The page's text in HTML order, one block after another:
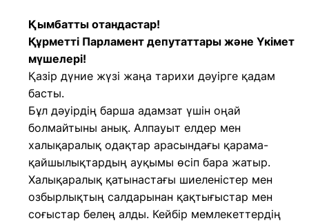
Қымбатты отандастар!
Құрметті Парламент депутаттары және Үкімет
мүшелері!
Қазір дүние жүзі жаңа тарихи дәуірге қадам
басты.
Бұл дәуірдің барша адамзат үшін оңай
болмайтыны анық. Алпауыт елдер мен
халықаралық одақтар арасындағы қарама-
қайшылықтардың ауқымы өсіп бара жатыр.
Халықаралық қатынастағы шиеленістер мен
озбырлықтың салдарынан қақтығыстар мен
соғыстар белең алды. Кейбір мемлекеттердің